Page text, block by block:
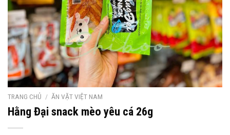
TRANG CHỦ / ĂN VẶT VIỆT NAM
Hằng Đại snack mèo yêu cá 26g